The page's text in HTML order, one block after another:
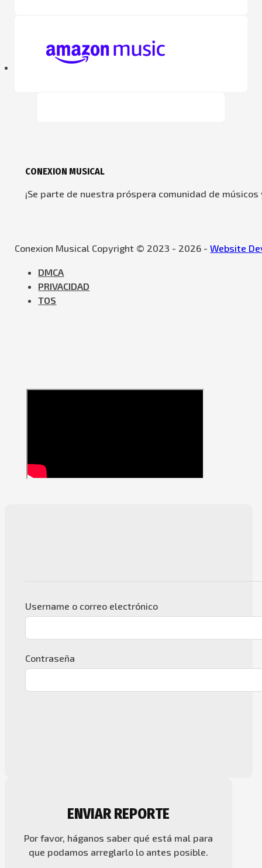
CONEXION MUSICAL
¡Se parte de nuestra próspera comunidad de
Conexion Musical Copyright © 2023 - 2026 -Website
DMCA
PRIVACIDAD
TOS
Username o correo electrónico
Contraseña
ENVIAR REPORTE
Por favor, háganos saber qué está mal para
que podamos arreglarlo lo antes posible.